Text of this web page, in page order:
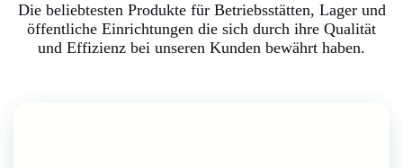
Die beliebtesten Produkte für Betriebsstätten, Lager und
öffentliche Einrichtungen die sich durch ihre Qualität
und Effizienz bei unseren Kunden bewährt haben.